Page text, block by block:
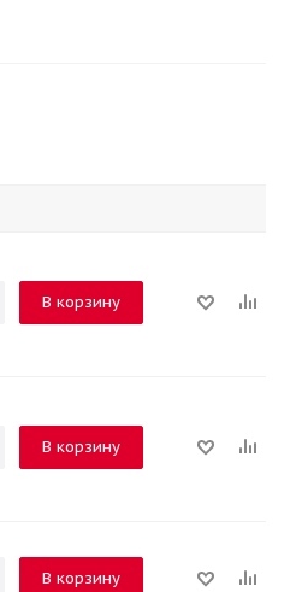
В корзину
В корзину
В корзину